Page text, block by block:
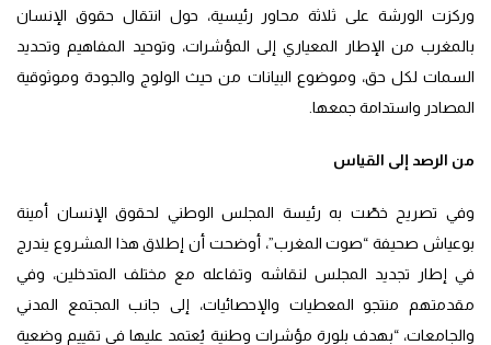
وركزت الورشة على ثلاثة محاور رئيسية، حول انتقال حقوق الإنسان
بالمغرب من الإطار المعياري إلى المؤشرات، وتوحيد المفاهيم وتحديد
السمات لكل حق، وموضوع البيانات من حيث الولوج والجودة وموثوقية
المصادر واستدامة جمعها.
من الرصد إلى القياس
وفي تصريح خصّت به رئيسة المجلس الوطني لحقوق الإنسان أمينة
بوعياش صحيفة “صوت المغرب”، أوضحت أن إطلاق هذا المشروع يندرج
في إطار تجديد المجلس لنقاشه وتفاعله مع مختلف المتدخلين، وفي
مقدمتهم منتجو المعطيات والإحصائيات، إلى جانب المجتمع المدني
والجامعات، “بهدف بلورة مؤشرات وطنية يُعتمد عليها في تقييم وضعية